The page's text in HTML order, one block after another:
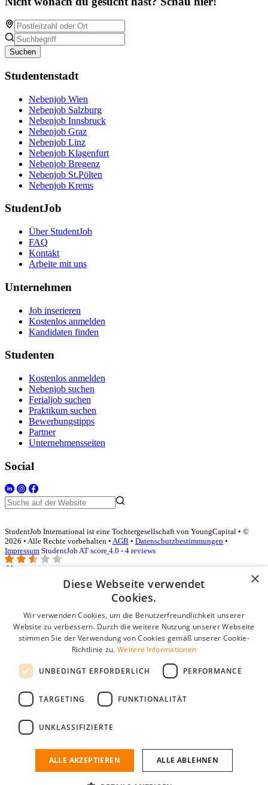
Suchen
Studentenstadt
Nebenjob Wien
Nebenjob Salzburg
Nebenjob Innsbruck
Nebenjob Graz
Nebenjob Linz
Nebenjob Klagenfurt
Nebenjob Bregenz
Nebenjob St.Pölten
Nebenjob Krems
StudentJob
Über StudentJob
FAQ
Kontakt
Arbeite mit uns
Unternehmen
Job inserieren
Kostenlos anmelden
Kandidaten finden
Studenten
Kostenlos anmelden
Nebenjob suchen
Ferialjob suchen
Praktikum suchen
Bewerbungstipps
Partner
Unternehmensseiten
Social
StudentJob International ist eine Tochtergesellschaft von YoungCapital • ©
2026 • Alle Rechte vorbehalten • AGB • Datenschutzbestimmungen •
Impressum StudentJob AT score 4.0 - 4 reviews
Login für Unternehmen
E-Mail*
Passwort
Angemeldet bleiben
Passwort vergessen?
Kostenloses Unternehmensprofil
Wenn Sie sich registriert haben, können Sie ein Unternehmensprofil
passenden Mitarbeiter zu finden.
×
Diese Webseite verwendet
Cookies.
Wir verwenden Cookies, um die Benutzerfreundlichkeit unserer
Website zu verbessern. Durch die weitere Nutzung unserer Webseite
stimmen Sie der Verwendung von Cookies gemäß unserer Cookie-
Richtlinie zu. Weitere Informationen
UNBEDINGT ERFORDERLICH PERFORMANCE
TARGETING FUNKTIONALITÄT
UNKLASSIFIZIERTE
ALLE AKZEPTIEREN ALLE ABLEHNEN